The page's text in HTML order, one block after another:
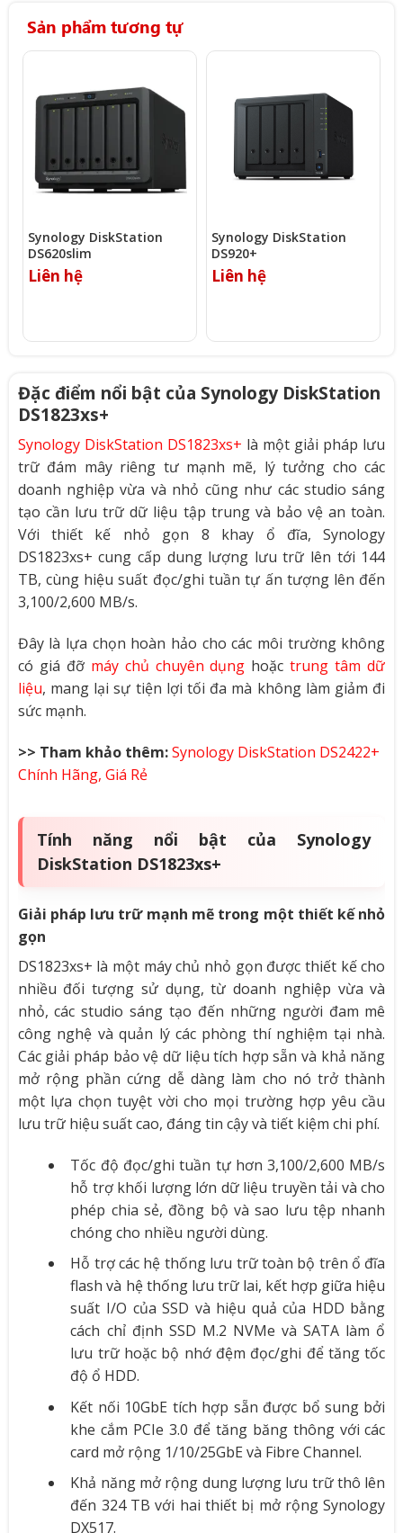
Sản phẩm tương tự
Synology DiskStation
DS620slim
Liên hệ
Synology DiskStation
DS920+
Liên hệ
Đặc điểm nổi bật của Synology DiskStation
DS1823xs+
Synology DiskStation DS1823xs+ là một giải pháp lưu
trữ đám mây riêng tư mạnh mẽ, lý tưởng cho các
doanh nghiệp vừa và nhỏ cũng như các studio sáng
tạo cần lưu trữ dữ liệu tập trung và bảo vệ an toàn.
Với thiết kế nhỏ gọn 8 khay ổ đĩa, Synology
DS1823xs+ cung cấp dung lượng lưu trữ lên tới 144
TB, cùng hiệu suất đọc/ghi tuần tự ấn tượng lên đến
3,100/2,600 MB/s.
Đây là lựa chọn hoàn hảo cho các môi trường không
có giá đỡ máy chủ chuyên dụng hoặctrung tâm dữ
liệu, mang lại sự tiện lợi tối đa mà không làm giảm đi
sức mạnh.
>> Tham khảo thêm: Synology DiskStation DS2422+
Chính Hãng, Giá Rẻ
Tính năng nổi bật của Synology
DiskStation DS1823xs+
Giải pháp lưu trữ mạnh mẽ trong một thiết kế nhỏ
gọn
DS1823xs+ là một máy chủ nhỏ gọn được thiết kế cho
nhiều đối tượng sử dụng, từ doanh nghiệp vừa và
nhỏ, các studio sáng tạo đến những người đam mê
công nghệ và quản lý các phòng thí nghiệm tại nhà.
Các giải pháp bảo vệ dữ liệu tích hợp sẵn và khả năng
mở rộng phần cứng dễ dàng làm cho nó trở thành
một lựa chọn tuyệt vời cho mọi trường hợp yêu cầu
lưu trữ hiệu suất cao, đáng tin cậy và tiết kiệm chi phí.
Tốc độ đọc/ghi tuần tự hơn 3,100/2,600 MB/s
hỗ trợ khối lượng lớn dữ liệu truyền tải và cho
phép chia sẻ, đồng bộ và sao lưu tệp nhanh
chóng cho nhiều người dùng.
Hỗ trợ các hệ thống lưu trữ toàn bộ trên ổ đĩa
flash và hệ thống lưu trữ lai, kết hợp giữa hiệu
suất I/O của SSD và hiệu quả của HDD bằng
cách chỉ định SSD M.2 NVMe và SATA làm ổ
lưu trữ hoặc bộ nhớ đệm đọc/ghi để tăng tốc
độ ổ HDD.
Kết nối 10GbE tích hợp sẵn được bổ sung bởi
khe cắm PCIe 3.0 để tăng băng thông với các
card mở rộng 1/10/25GbE và Fibre Channel.
Khả năng mở rộng dung lượng lưu trữ thô lên
đến 324 TB với hai thiết bị mở rộng Synology
DX517.